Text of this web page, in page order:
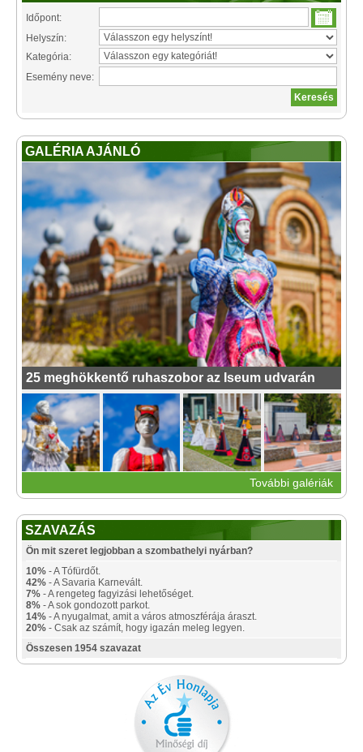
Időpont:
Helyszín:
Kategória:
Esemény neve:
GALÉRIA AJÁNLÓ
25 meghökkentő ruhaszobor az Iseum udvarán
További galériák
SZAVAZÁS
Ön mit szeret legjobban a szombathelyi nyárban?
10% - A Tófürdőt.
42% - A Savaria Karnevált.
7% - A rengeteg fagyizási lehetőséget.
8% - A sok gondozott parkot.
14% - A nyugalmat, amit a város atmoszférája áraszt.
20% - Csak az számít, hogy igazán meleg legyen.
Összesen 1954 szavazat